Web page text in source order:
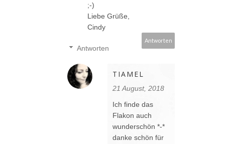
;-)
Liebe Grüße,
Cindy
Antworten
Antworten
TIAMEL
21 August, 2018
Ich finde das
Flakon auch
wunderschön *-*
danke schön für